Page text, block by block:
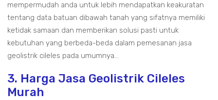
mempermudah anda untuk lebih mendapatkan keakuratan
tentang data batuan dibawah tanah yang sifatnya memiliki
ketidak samaan dan memberikan solusi pasti untuk
kebutuhan yang berbeda-beda dalam pemesanan jasa
geolistrik cileles pada umumnya...
3. Harga Jasa Geolistrik Cileles
Murah